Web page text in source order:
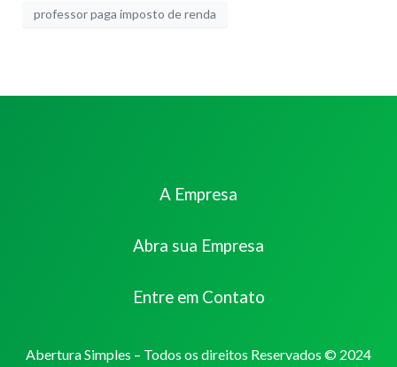
professor paga imposto de renda
A Empresa
Abra sua Empresa
Entre em Contato
Abertura Simples – Todos os direitos Reservados © 2024